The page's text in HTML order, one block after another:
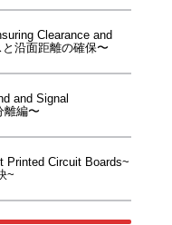
Clearance and
沿面距離の確保〜
and Signal
離編〜
Printed Circuit Boards~
~